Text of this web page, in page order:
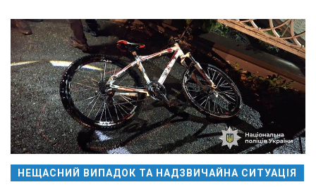
НЕЩАСНИЙ ВИПАДОК ТА НАДЗВИЧАЙНА СИТУАЦІЯ